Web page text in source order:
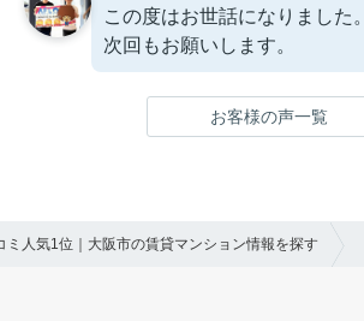
この度はお世話になりました。
次回もお願いします。
お客様の声一覧
ミ人気1位｜大阪市の賃貸マンション情報を探す